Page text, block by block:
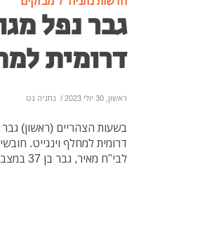
גבר נפל
דרומית
ראשון, 30 יולי 2023 / נתניה נט
דרומית למחלף וינגייט.
לבי"ח מאיר, גבר בן 37 במצב בינוני עם חבלות בגב ובגפיים.